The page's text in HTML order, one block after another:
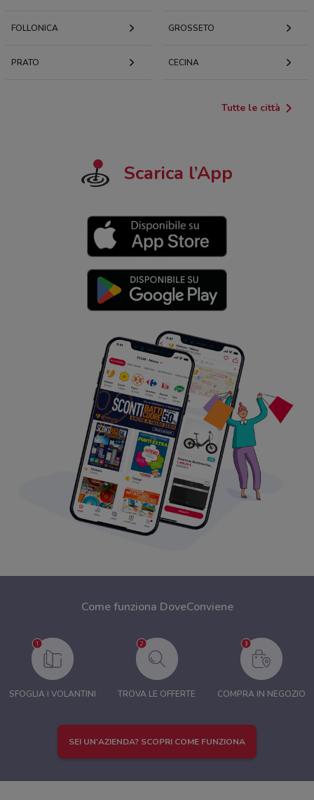
FOLLONICA GROSSETO
PRATO CECINA
Tutte le città
Scarica l’App
Come funziona DoveConviene
SFOGLIA I VOLANTINI TROVA LE OFFERTE COMPRA IN NEGOZIO
SEI UN'AZIENDA? SCOPRI COME FUNZIONA